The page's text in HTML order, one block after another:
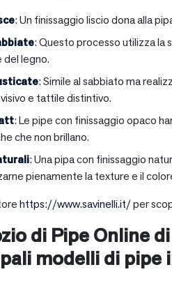
: Un finissaggio liscio dona alla
: Questo processo utilizza la
del legno.
: Simile al sabbiato ma
e tattile distintivo.
: Le pipe con finissaggio opaco
che non brillano.
: Una pipa con finissaggio
pienamente la texture e il
https://www.savinelli.it/per
di Pipe Online
modelli di pipe